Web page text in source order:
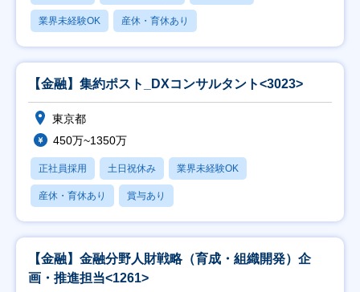
業界未経験OK 産休・育休あり
【金融】集約ポスト_DXコンサルタント<3023>
東京都
450万~1350万
正社員採用 土日祝休み 業界未経験OK
産休・育休あり 賞与あり
【金融】金融分野人財戦略（育成・組織開発）企
画・推進担当<1261>